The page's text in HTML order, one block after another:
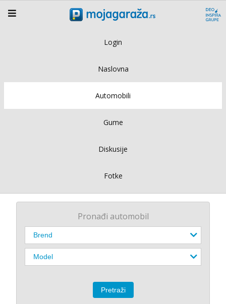
Login
Naslovna
Automobili
Gume
Diskusije
Fotke
Pronađi automobil